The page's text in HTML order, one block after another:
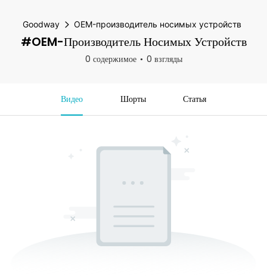
Goodway OEM-производитель носимых устройств
#OEM-Производитель Носимых Устройств
0 содержимое 0 взгляды
Видео Шорты Статья